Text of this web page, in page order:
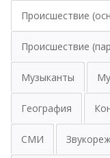
Происшествие
Происшествие
Музыканты
География
СМИ